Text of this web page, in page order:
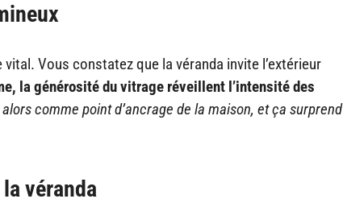
Vous constatez que la véranda invite l’extérieur
la générosité du vitrage réveillent l’intensité des
comme point d’ancrage de la maison, et ça surprend
véranda